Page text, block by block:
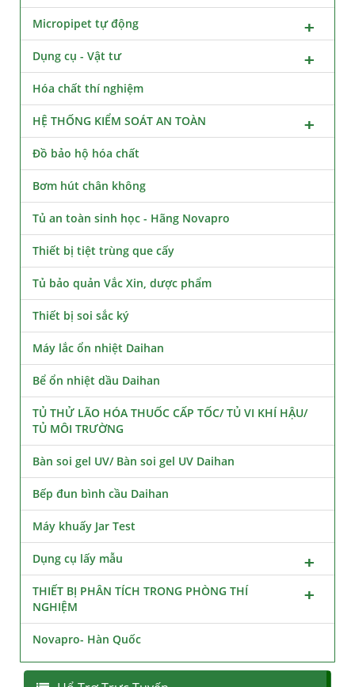
Micropipet tự động
Dụng cụ - Vật tư
Hóa chất thí nghiệm
HỆ THỐNG KIỂM SOÁT AN TOÀN
Đồ bảo hộ hóa chất
Bơm hút chân không
Tủ an toàn sinh học - Hãng Novapro
Thiết bị tiệt trùng que cấy
Tủ bảo quản Vắc Xin, dược phẩm
Thiết bị soi sắc ký
Máy lắc ổn nhiệt Daihan
Bể ổn nhiệt dầu Daihan
TỦ THỬ LÃO HÓA THUỐC CẤP TỐC/ TỦ VI KHÍ HẬU/
TỦ MÔI TRƯỜNG
Bàn soi gel UV/ Bàn soi gel UV Daihan
Bếp đun bình cầu Daihan
Máy khuấy Jar Test
Dụng cụ lấy mẫu
THIẾT BỊ PHÂN TÍCH TRONG PHÒNG THÍ
NGHIỆM
Novapro- Hàn Quốc